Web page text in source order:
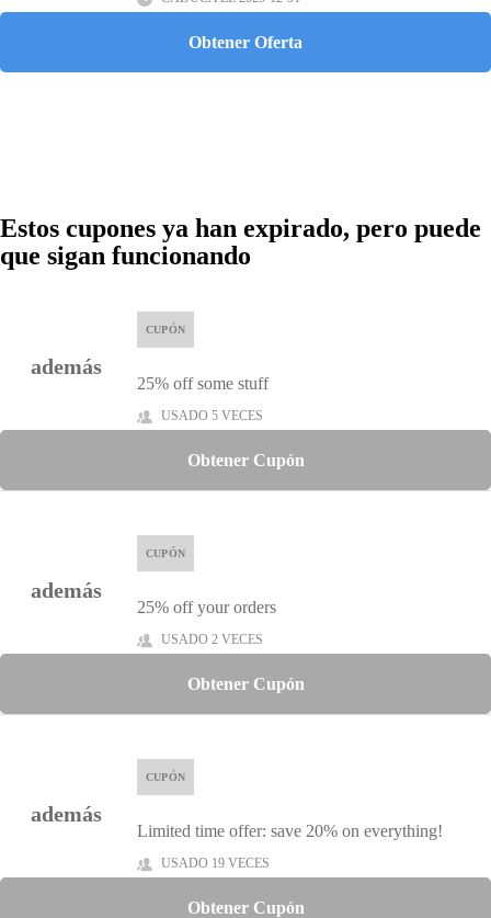
Obtener Oferta
Estos cupones ya han expirado, pero puede
que sigan funcionando
además
CUPÓN
25% off some stuff
USADO 5 VECES
Obtener Cupón
además
CUPÓN
25% off your orders
USADO 2 VECES
Obtener Cupón
además
CUPÓN
Limited time offer: save 20% on everything!
USADO 19 VECES
Obtener Cupón